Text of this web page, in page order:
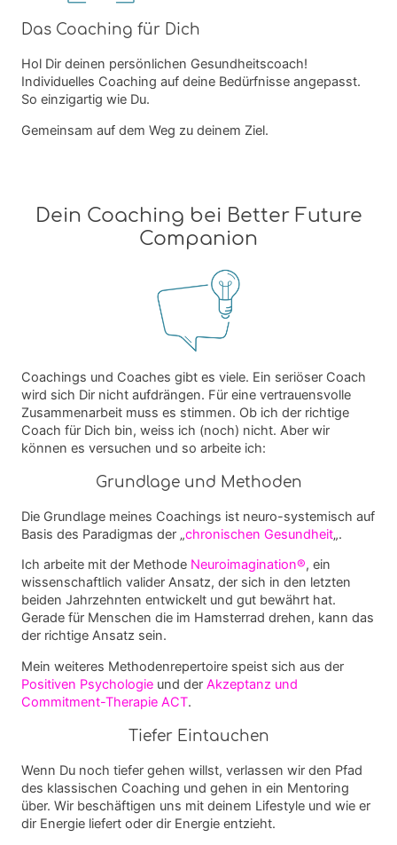
Das Coaching für Dich
Hol Dir deinen persönlichen Gesundheitscoach!
Individuelles Coaching auf deine Bedürfnisse angepasst.
So einzigartig wie Du.
Gemeinsam auf dem Weg zu deinem Ziel.
Dein Coaching bei Better Future
Companion
Coachings und Coaches gibt es viele. Ein seriöser Coach
wird sich Dir nicht aufdrängen. Für eine vertrauensvolle
Zusammenarbeit muss es stimmen. Ob ich der richtige
Coach für Dich bin, weiss ich (noch) nicht. Aber wir
können es versuchen und so arbeite ich:
Grundlage und Methoden
Die Grundlage meines Coachings ist neuro-systemisch auf
Basis des Paradigmas der „chronischen Gesundheit„.
Ich arbeite mit der Methode Neuroimagination®, ein
wissenschaftlich valider Ansatz, der sich in den letzten
beiden Jahrzehnten entwickelt und gut bewährt hat.
Gerade für Menschen die im Hamsterrad drehen, kann das
der richtige Ansatz sein.
Mein weiteres Methodenrepertoire speist sich aus der
Positiven Psychologie und der Akzeptanz und
Commitment-Therapie ACT.
Tiefer Eintauchen
Wenn Du noch tiefer gehen willst, verlassen wir den Pfad
des klassischen Coaching und gehen in ein Mentoring
über. Wir beschäftigen uns mit deinem Lifestyle und wie er
dir Energie liefert oder dir Energie entzieht.